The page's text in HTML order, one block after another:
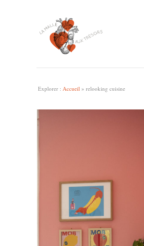
Explorer : Accueil » relooking cuisine